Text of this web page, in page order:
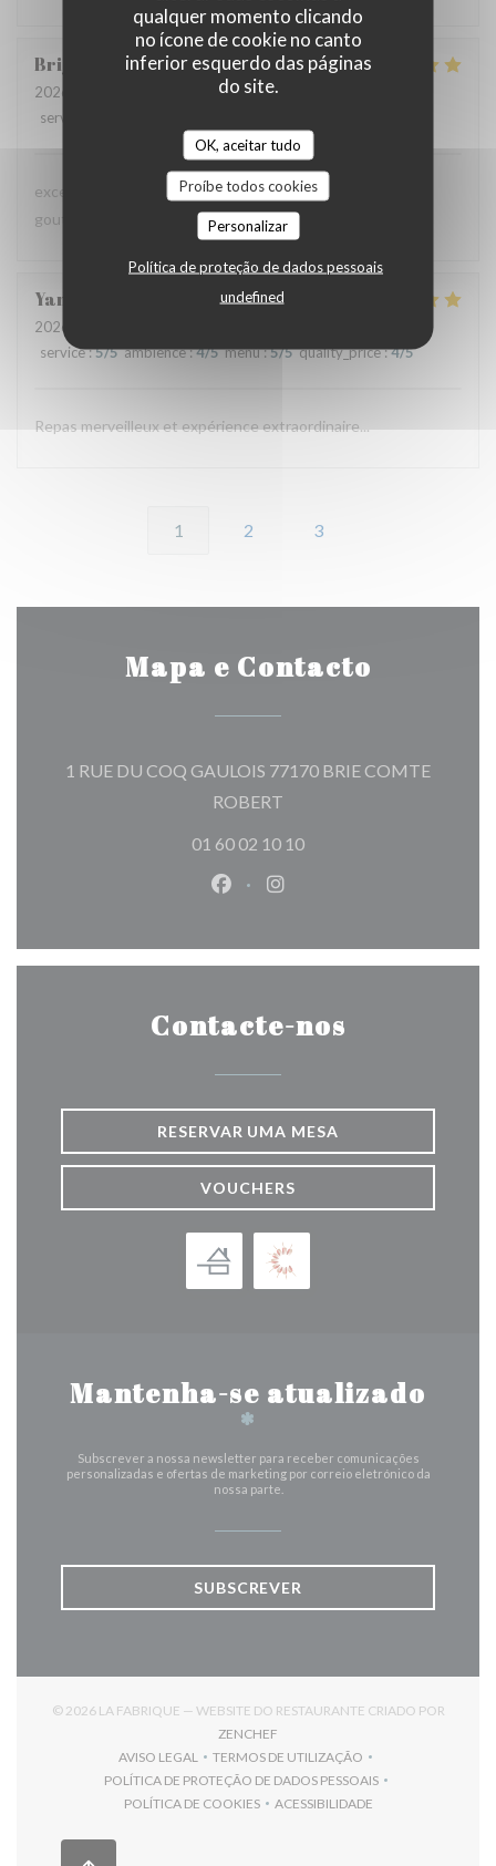
qualquer momento clicando
no ícone de cookie no canto
inferior esquerdo das páginas
do site.
OK, aceitar tudo
Proíbe todos cookies
Personalizar
Política de proteção de dados pessoais
undefined
Brigitte
2026-07-08
- 12:45 - guests 3
service
excellente présentation dans les assiettes et saveur très
gouteuses pour les papilles
Yannick
2026-07-02
service:5/5 ambience:4/5 menu:5/5 quality_price:4/5
Repas merveilleux et expérience extraordinaire...
1 2 3
Mapa e Contacto
1 RUE DU COQ GAULOIS 77170 BRIE COMTE
ROBERT
01 60 02 10 10
Facebook ((abre numa nova
Instagram ((abre numa
Contacte-nos
RESERVAR UMA MESA
VOUCHERS
Mantenha-se atualizado
*
Subscrever a nossa newsletter para receber comunicações
personalizadas e ofertas de marketing por correio eletrónico da
nossa parte.
SUBSCREVER
© 2026 LA FABRIQUE — WEBSITE DO RESTAURANTE CRIADO POR
ZENCHEF
AVISO LEGAL
((ABRE NUMA NOVA JANELA))
TERMOS DE UTILIZAÇÃO
((ABRE NUMA NOVA JANELA))
POLÍTICA DE PROTEÇÃO DE DADOS PESSOAIS
((ABRE NUMA NOVA JANELA))
POLÍTICA DE COOKIES
((ABRE NUMA NOVA JANELA))
ACESSIBILIDADE
((ABRE NUMA NOVA